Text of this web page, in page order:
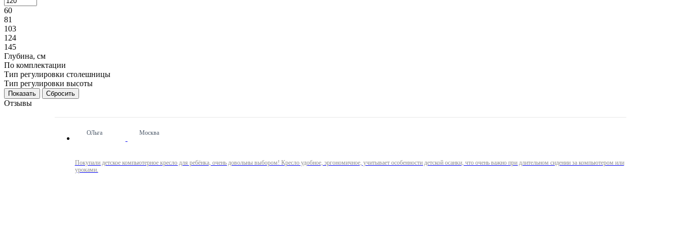
60
81
103
124
145
Глубина, см
По комплектации
Тип регулировки столешницы
Тип регулировки высоты
Сбросить
Отзывы
ОЛьга Москва
Покупали детское компьютерное кресло для ребёнка, очень довольны выбором! Кресло удобное, эргономичное, учитывает особенности детской осанки, что очень важно при длительном сидении за компьютером или
уроками.